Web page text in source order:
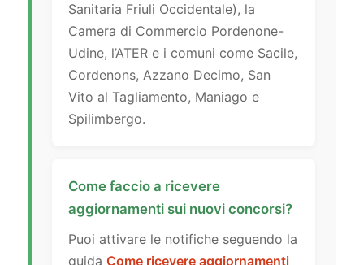
Sanitaria Friuli Occidentale), la
Camera di Commercio Pordenone-
Udine, l’ATER e i comuni come Sacile,
Cordenons, Azzano Decimo, San
Vito al Tagliamento, Maniago e
Spilimbergo.
Come faccio a ricevere
aggiornamenti sui nuovi concorsi?
Puoi attivare le notifiche seguendo la
guida Come ricevere aggiornamenti